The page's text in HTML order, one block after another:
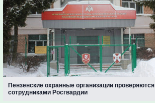
Пензенские охранные организации проверяются
сотрудниками Росгвардии